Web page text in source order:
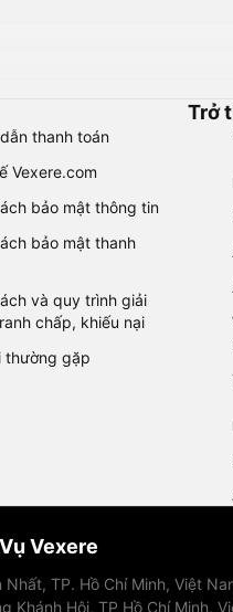
thanh toán
Vexere.com
bảo mật thông tin
bảo mật thanh
và quy trình giải
chấp, khiếu nại
thường gặp
Trở
Vexere
TP. Hồ Chí Minh, Việt
Khánh Hội, TP Hồ Chí Minh,